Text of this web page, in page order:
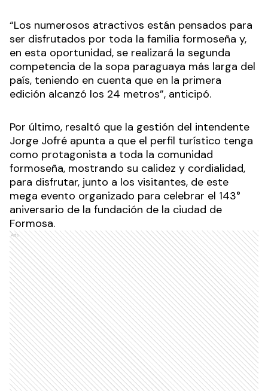
“Los numerosos atractivos están pensados para
ser disfrutados por toda la familia formoseña y,
en esta oportunidad, se realizará la segunda
competencia de la sopa paraguaya más larga del
país, teniendo en cuenta que en la primera
edición alcanzó los 24 metros”, anticipó.
Por último, resaltó que la gestión del intendente
Jorge Jofré apunta a que el perfil turístico tenga
como protagonista a toda la comunidad
formoseña, mostrando su calidez y cordialidad,
para disfrutar, junto a los visitantes, de este
mega evento organizado para celebrar el 143°
aniversario de la fundación de la ciudad de
Formosa.
Ads